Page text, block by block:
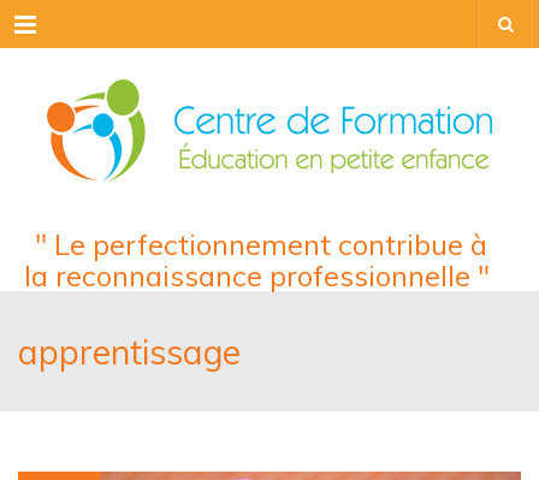
Menu
" Le perfectionnement contribue à
la reconnaissance professionnelle "
apprentissage